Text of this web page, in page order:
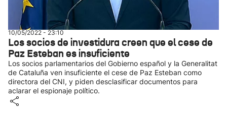
10/05/2022 - 23:10
Los socios de investidura creen que el cese de
Paz Esteban es insuficiente
Los socios parlamentarios del Gobierno español y la Generalitat
de Cataluña ven insuficiente el cese de Paz Esteban como
directora del CNI, y piden desclasificar documentos para
aclarar el espionaje político.